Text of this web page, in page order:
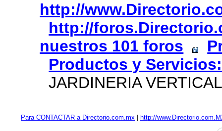
http://
http://
nuestros 101 foros
Productos y
JARDINERIA
Para CONTACTAR a Directorio.com.mx http://